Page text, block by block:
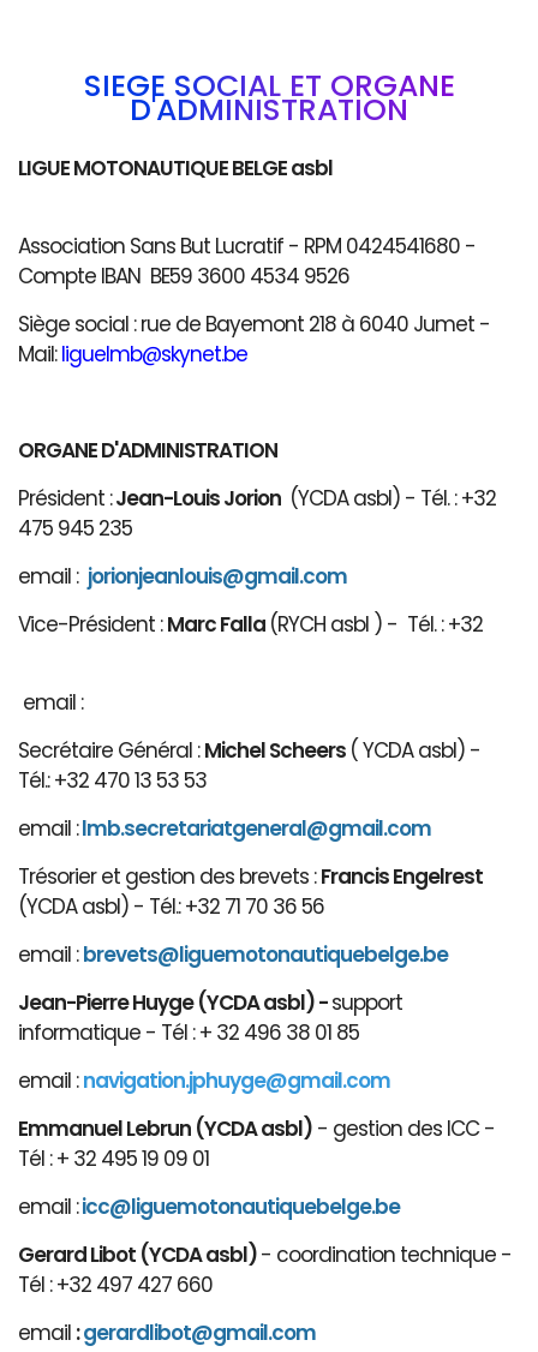
SIÈGE SOCIAL ET ORGANE
D'ADMINISTRATION
LIGUE MOTONAUTIQUE BELGE asbl
Association Sans But Lucratif - RPM 0424541680 -
Compte IBAN BE59 3600 4534 9526
Siège social : rue de Bayemont 218 à 6040 Jumet -
Mail:liguelmb@skynet.be
ORGANE D'ADMINISTRATION
Président :Jean-Louis Jorion (YCDA asbl) - Tél. : +32
475 945 235
email : jorionjeanlouis@gmail.com
Vice-Président :Marc Falla (RYCH asbl ) - Tél. : +32
email :
Secrétaire Général :Michel Scheers ( YCDA asbl) -
Tél.: +32 470 13 53 53
email :lmb.secretariatgeneral@gmail.com
Trésorier et gestion des brevets :Francis Engelrest
(YCDA asbl) - Tél.: +32 71 70 36 56
email :brevets@liguemotonautiquebelge.be
Jean-Pierre Huyge (YCDA asbl) -support
informatique - Tél : + 32 496 38 01 85
email :navigation.jphuyge@gmail.com
Emmanuel Lebrun (YCDA asbl) - gestion des ICC -
Tél : + 32 495 19 09 01
email :icc@liguemotonautiquebelge.be
Gerard Libot (YCDA asbl)- coordination technique -
Tél : +32 497 427 660
email :gerardlibot@gmail.com